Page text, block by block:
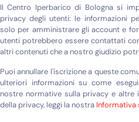
Il Centro Iperbarico di Bologna si
privacy degli utenti: le informazioni
solo per amministrare gli account e
utenti potrebbero essere contattati
altri contenuti che a nostro giudizio
Puoi annullare l'iscrizione a queste
ulteriori informazioni su come
nostre normative sulla privacy e altre
della privacy, leggi la nostra Informativa